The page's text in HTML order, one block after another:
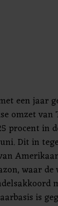
een jaar
omzet van
procent in
Dit in
waar de
is